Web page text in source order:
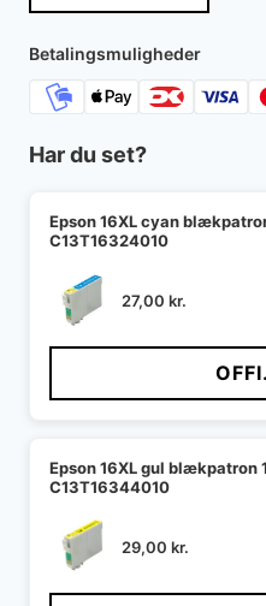
Betalingsmuligheder
Har du set?
Epson 16XL cyan
C13T16324010
27,00 kr.
Epson 16XL gul blækpatron
C13T16344010
29,00 kr.